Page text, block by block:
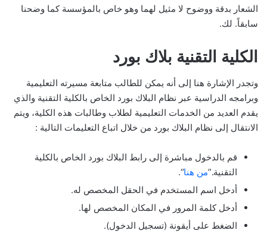
الشعار بدقة ووضوح لا مثيل لهما وهو خاص بالمؤسسة كما وضحنا
سابقاً. لك.
الكلية التقنية بلاك بورد
وتجدر الإشارة هنا إلى أنه يمكن للطالب متابعة مسيرته التعليمية
وبرامجه الدراسية عبر نظام البلاك بورد الخاص بالكلية التقنية والذي
يقدم العديد من الخدمات التعليمية لطلاب وطالبات هذه الكلية، ويتم
الانتقال إلى نظام البلاك بورد من خلال اتباع التعليمات التالية :
قم بالدخول مباشرة إلى رابط البلاك بورد الخاص بالكلية
التقنية.”من هنا“.
أدخل اسم المستخدم في الحقل المخصص له.
أدخل كلمة المرور في المكان المخصص لها.
الضغط على أيقونة (تسجيل الدخول).